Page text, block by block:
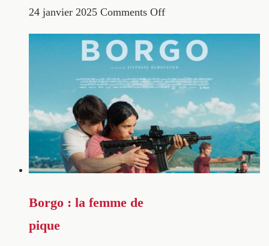
24 janvier 2025 Comments Off
Borgo : la femme de
pique